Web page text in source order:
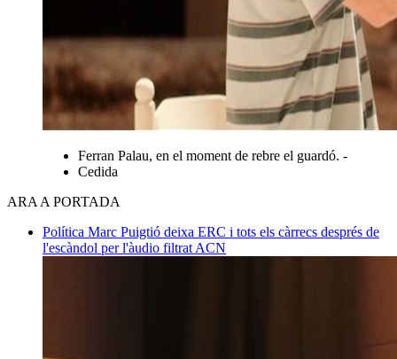
Ferran Palau, en el moment de rebre el guardó. -
Cedida
ARA A PORTADA
Política Marc Puigtió deixa ERC i tots els càrrecs després de
l'escàndol per l'àudio filtrat ACN